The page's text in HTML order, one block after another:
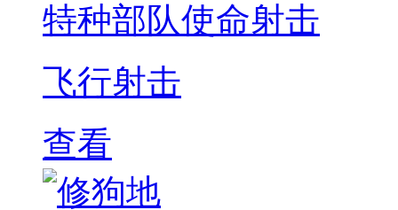
特种部队使命射击
飞行射击
查看